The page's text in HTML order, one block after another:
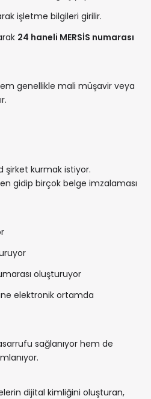
işletme bilgileri girilir.
24 haneli MERSİS numarası
genellikle mali müşavir veya
şirket kurmak istiyor.
gidip birçok belge imzalaması
oluşturuyor
elektronik ortamda
sağlanıyor hem de
dijital kimliğini oluşturan,